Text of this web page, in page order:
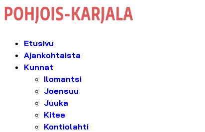
Etusivu
Ajankohtaista
Kunnat
Ilomantsi
Joensuu
Juuka
Kitee
Kontiolahti